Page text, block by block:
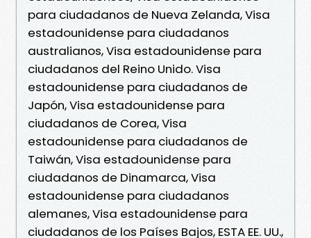
para ciudadanos de Nueva Zelanda, Visa
estadounidense para ciudadanos
australianos, Visa estadounidense para
ciudadanos del Reino Unido. Visa
estadounidense para ciudadanos de
Japón, Visa estadounidense para
ciudadanos de Corea, Visa
estadounidense para ciudadanos de
Taiwán, Visa estadounidense para
ciudadanos de Dinamarca, Visa
estadounidense para ciudadanos
alemanes, Visa estadounidense para
ciudadanos de los Países Bajos, ESTA EE. UU.,